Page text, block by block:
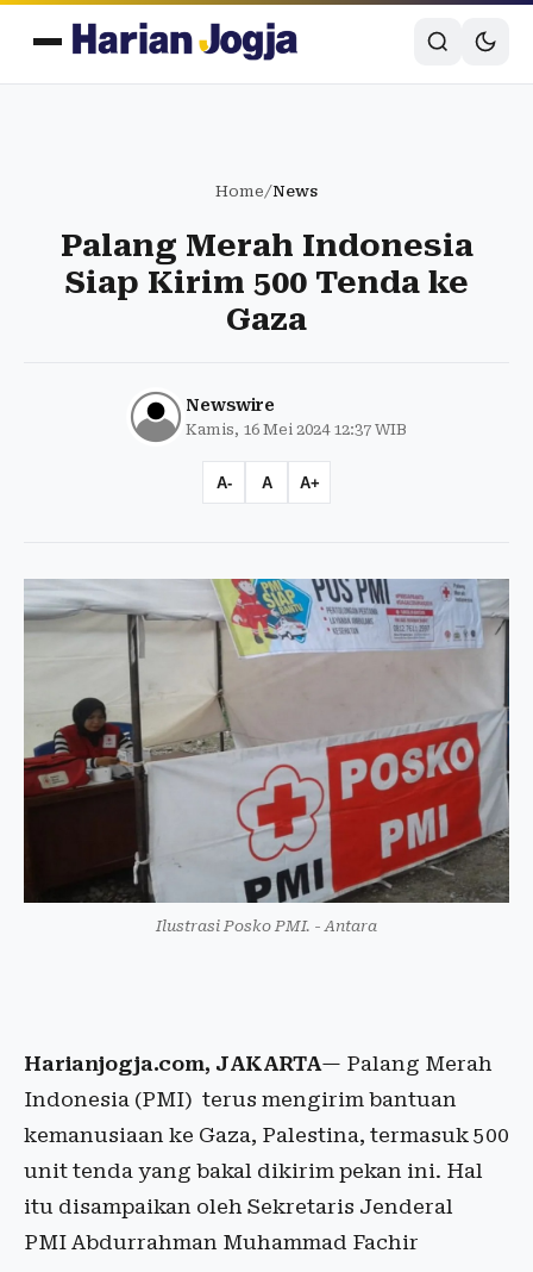
Home/News
Palang Merah Indonesia
Siap Kirim 500 Tenda ke
Gaza
Newswire
Kamis, 16 Mei 2024 12:37 WIB
A- A A+
Ilustrasi Posko PMI. - Antara
Harianjogja.com, JAKARTA— Palang Merah
Indonesia (PMI) terus mengirim bantuan
kemanusiaan ke Gaza, Palestina, termasuk 500
unit tenda yang bakal dikirim pekan ini. Hal
itu disampaikan oleh Sekretaris Jenderal
PMI Abdurrahman Muhammad Fachir